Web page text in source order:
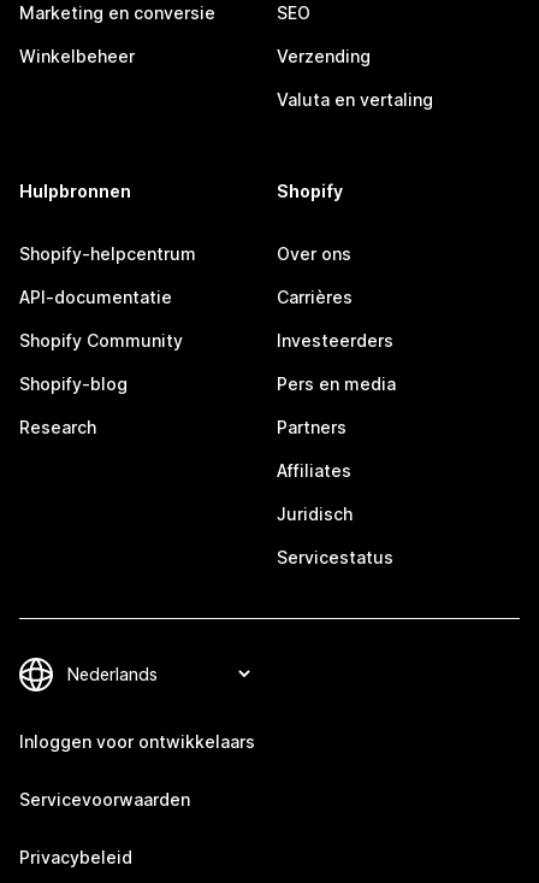
Marketing en conversie
Winkelbeheer
SEO
Verzending
Valuta en vertaling
Hulpbronnen
Shopify-helpcentrum
API-documentatie
Shopify Community
Shopify-blog
Research
Shopify
Over ons
Carrières
Investeerders
Pers en media
Partners
Affiliates
Juridisch
Servicestatus
Inloggen voor ontwikkelaars
Servicevoorwaarden
Privacybeleid